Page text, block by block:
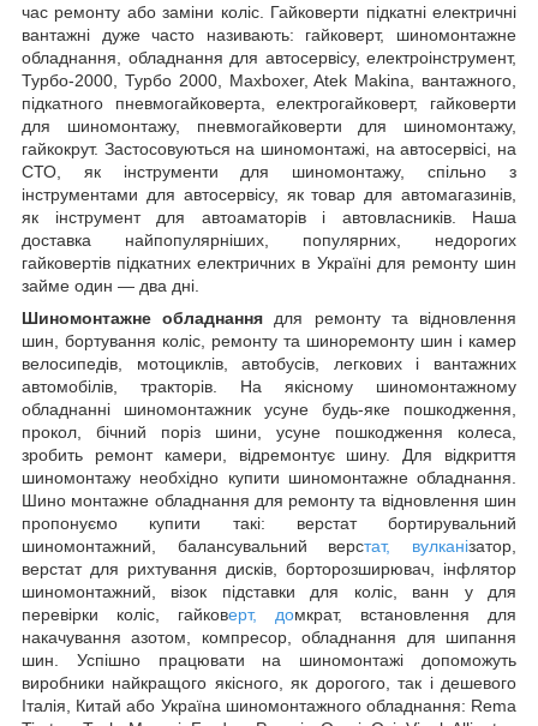
час ремонту або заміни коліс. Гайковерти підкатні електричні
вантажні дуже часто називають: гайковерт, шиномонтажне
обладнання, обладнання для автосервісу, електроінструмент,
Турбо-2000, Турбо 2000, Maxboxer, Atek Makina, вантажного,
підкатного пневмогайковерта, електрогайковерт, гайковерти
для шиномонтажу, пневмогайковерти для шиномонтажу,
гайкокрут. Застосовуються на шиномонтажі, на автосервісі, на
СТО, як інструменти для шиномонтажу, спільно з
інструментами для автосервісу, як товар для автомагазинів,
як інструмент для автоаматорів і автовласників. Наша
доставка найпопулярніших, популярних, недорогих
гайковертів підкатних електричних в Україні для ремонту шин
займе один — два дні.
Шиномонтажне обладнання для ремонту та відновлення
шин, бортування коліс, ремонту та шиноремонту шин і камер
велосипедів, мотоциклів, автобусів, легкових і вантажних
автомобілів, тракторів. На якісному шиномонтажному
обладнанні шиномонтажник усуне будь-яке пошкодження,
прокол, бічний поріз шини, усуне пошкодження колеса,
зробить ремонт камери, відремонтує шину. Для відкриття
шиномонтажу необхідно купити шиномонтажне обладнання.
Шино монтажне обладнання для ремонту та відновлення шин
пропонуємо купити такі: верстат бортирувальний
шиномонтажний, балансувальний верстат, вулканізатор,
верстат для рихтування дисків, борторозширювач, інфлятор
шиномонтажний, візок підставки для коліс, ванн у для
перевірки коліс, гайковерт, домкрат, встановлення для
накачування азотом, компресор, обладнання для шипання
шин. Успішно працювати на шиномонтажі допоможуть
виробники найкращого якісного, як дорогого, так і дешевого
Італія, Китай або Україна шиномонтажного обладнання: Rema